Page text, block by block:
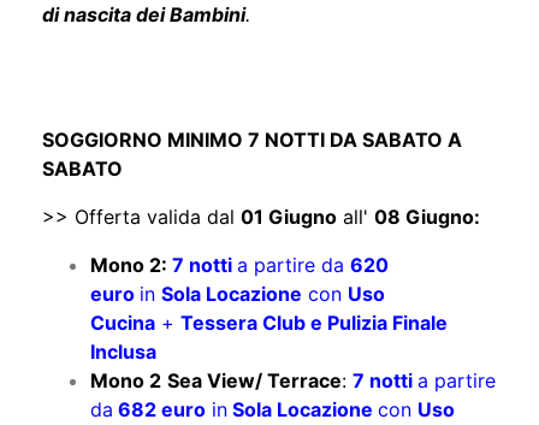
di nascita dei Bambini.
SOGGIORNO MINIMO 7 NOTTI DA SABATO A
SABATO
>> Offerta valida dal 01 Giugno all' 08 Giugno:
Mono 2: 7 notti a partire da 620
euro in Sola Locazione con Uso
Cucina + Tessera Club e Pulizia Finale
Inclusa
Mono 2 Sea View/ Terrace: 7 notti a partire
da 682 euro in Sola Locazione con Uso